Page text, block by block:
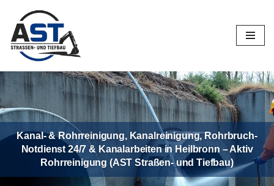
Zum
Inhalt
springen
Kanal- & Rohrreinigung, Kanalreinigung, Rohrbruch-
Notdienst 24/7 & Kanalarbeiten in Heilbronn – Aktiv
Rohrreinigung (AST Straßen- und Tiefbau)